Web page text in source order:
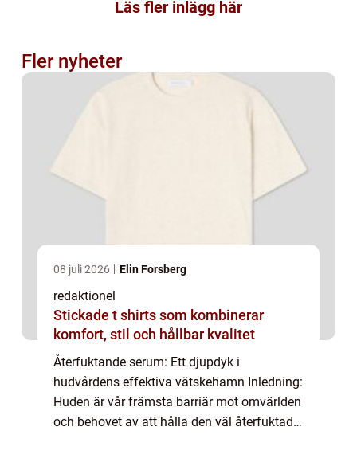
Läs fler inlägg här
Fler nyheter
08 juli 2026 Elin Forsberg
redaktionel
Stickade t shirts som kombinerar
komfort, stil och hållbar kvalitet
Återfuktande serum: Ett djupdyk i
hudvårdens effektiva vätskehamn Inledning:
Huden är vår främsta barriär mot omvärlden
och behovet av att hålla den väl återfuktad